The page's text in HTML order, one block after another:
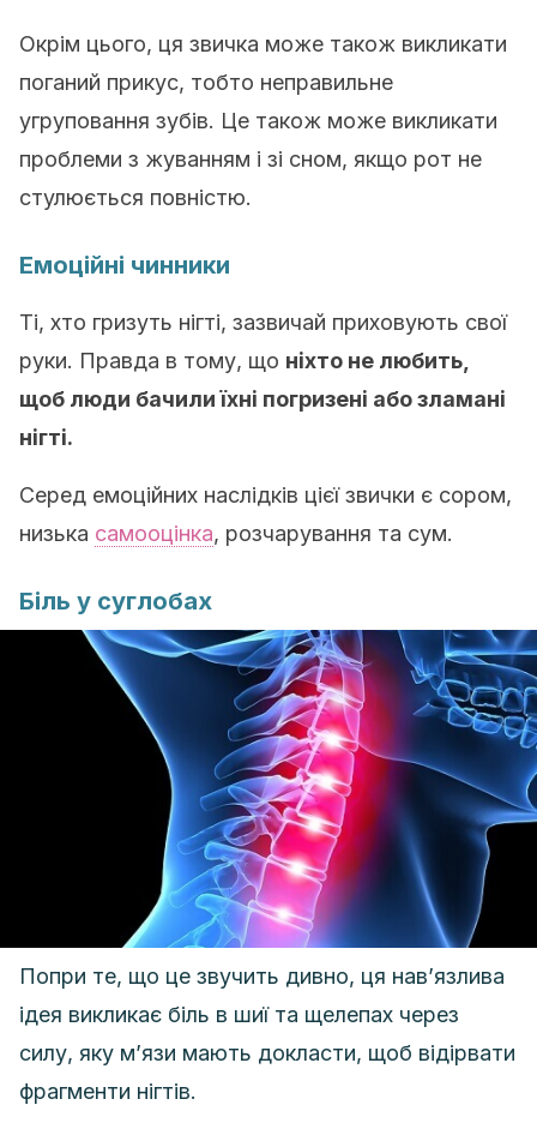
Окрім цього, ця звичка може також викликати
поганий прикус, тобто неправильне
угруповання зубів. Це також може викликати
проблеми з жуванням і зі сном, якщо рот не
стулюється повністю.
Емоційні чинники
Ті, хто гризуть нігті, зазвичай приховують свої
руки. Правда в тому, що ніхто не любить,
щоб люди бачили їхні погризені або зламані
нігті.
Серед емоційних наслідків цієї звички є сором,
низька самооцінка, розчарування та сум.
Біль у суглобах
Попри те, що це звучить дивно, ця нав’язлива
ідея викликає біль в шиї та щелепах через
силу, яку м’язи мають докласти, щоб відірвати
фрагменти нігтів.